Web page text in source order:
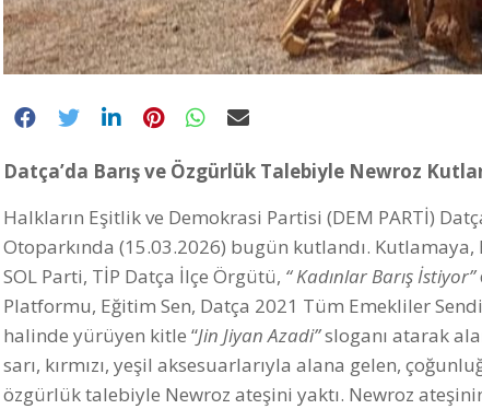
Datça’da Barış ve Özgürlük Talebiyle Newroz
Halkların Eşitlik ve Demokrasi Partisi (DEM PARTİ)
Otoparkında (15.03.2026) bugün kutlandı. Kutlamaya,
SOL Parti, TİP Datça İlçe Örgütü, “ Kadınlar Barış İstiyor”
Platformu, Eğitim Sen, Datça 2021 Tüm Emekliler
halinde yürüyen kitle “Jin Jiyan Azadi”sloganı atarak
sarı, kırmızı, yeşil aksesuarlarıyla alana gelen,
özgürlük talebiyle Newroz ateşini yaktı. Newroz